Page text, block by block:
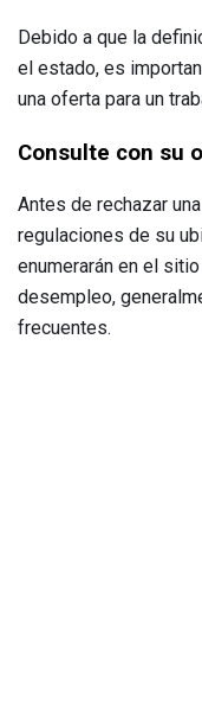
Debido a que la
el estado, es
una oferta para un
Consulte con su
Antes de rechazar
regulaciones de su
enumerarán en el
desempleo,
frecuentes.